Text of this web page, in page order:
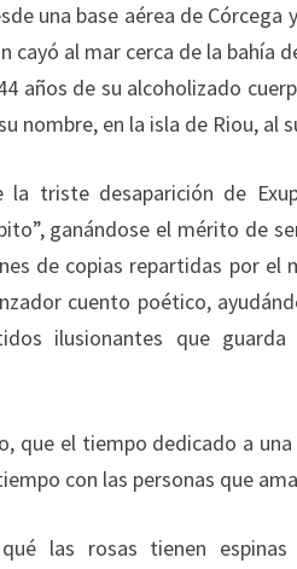
una base aérea de
cayó al mar cerca de la bahía
años de su alcoholizado
nombre, en la isla de Riou, al
la triste desaparición de
ganándose el mérito de
de copias repartidas por el
cuento poético,
ilusionantes que
que el tiempo dedicado a
con las personas que
qué las rosas tienen